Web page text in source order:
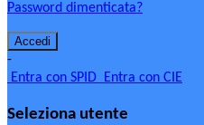
Password dimenticata?
-
Entra con SPID Entra con CIE
Seleziona utente